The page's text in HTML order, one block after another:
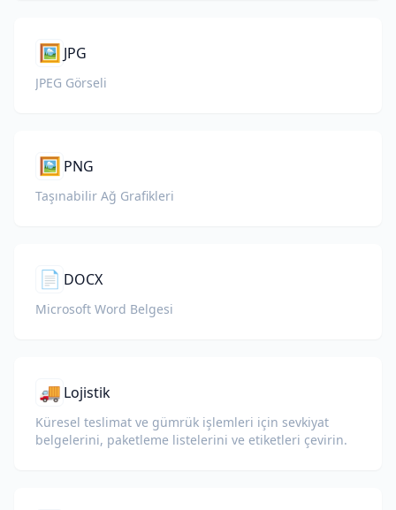
🖼️ JPG
JPEG Görseli
🖼️ PNG
Taşınabilir Ağ Grafikleri
📄 DOCX
Microsoft Word Belgesi
🚚 Lojistik
Küresel teslimat ve gümrük işlemleri için sevkiyat
belgelerini, paketleme listelerini ve etiketleri çevirin.